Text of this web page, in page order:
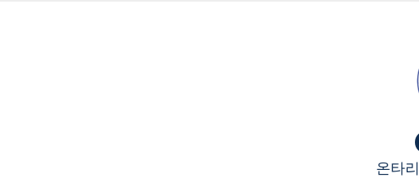
온타